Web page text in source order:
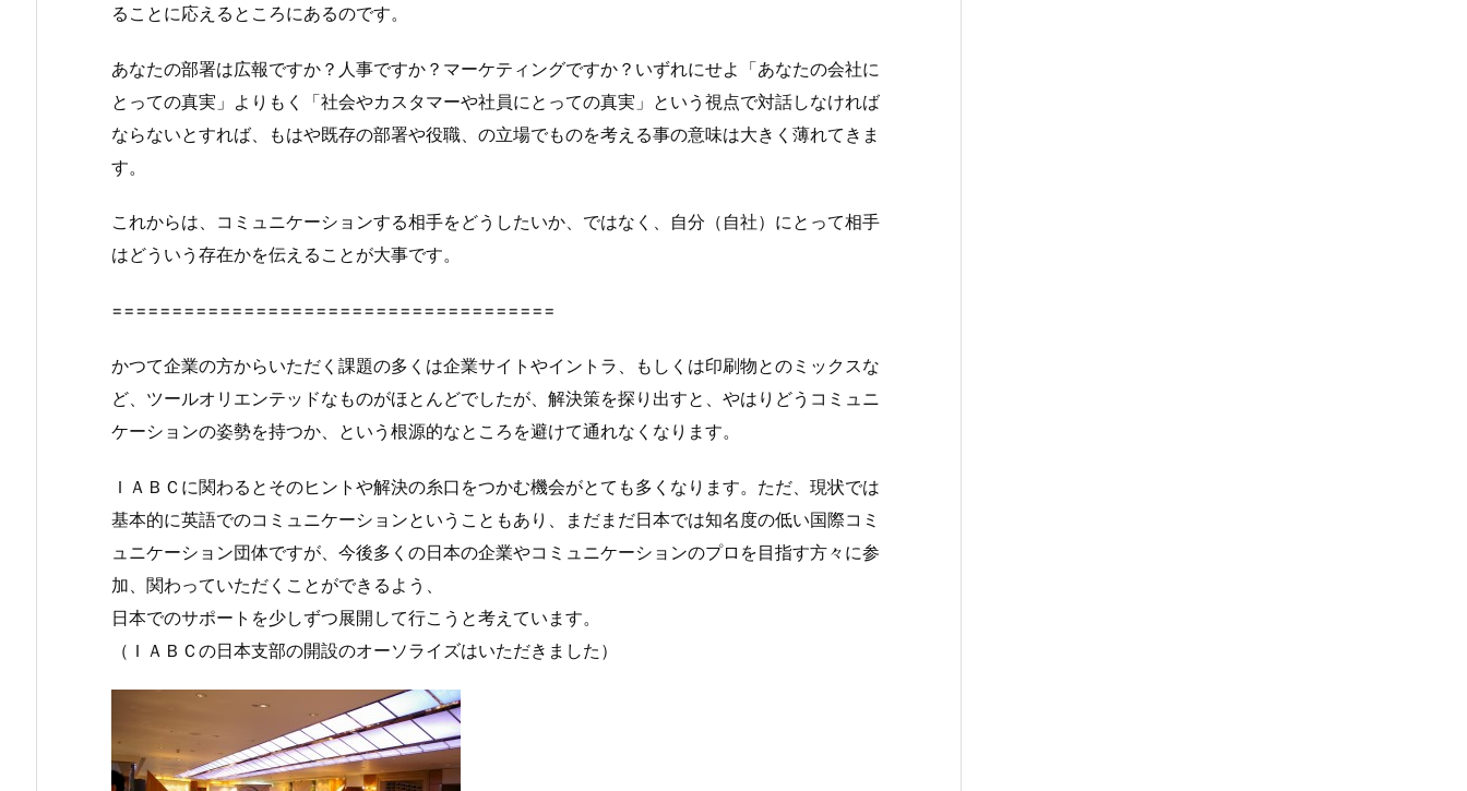
ることに応えるところにあるのです。
あなたの部署は広報ですか？人事ですか？マーケティングですか？いずれにせよ「あなたの会社に
とっての真実」よりもく「社会やカスタマーや社員にとっての真実」という視点で対話しなければ
ならないとすれば、もはや既存の部署や役職、の立場でものを考える事の意味は大きく薄れてきま
す。
これからは、コミュニケーションする相手をどうしたいか、ではなく、自分（自社）にとって相手
はどういう存在かを伝えることが大事です。
=====================================
かつて企業の方からいただく課題の多くは企業サイトやイントラ、もしくは印刷物とのミックスな
ど、ツールオリエンテッドなものがほとんどでしたが、解決策を探り出すと、やはりどうコミュニ
ケーションの姿勢を持つか、という根源的なところを避けて通れなくなります。
ＩＡＢＣに関わるとそのヒントや解決の糸口をつかむ機会がとても多くなります。ただ、現状では
基本的に英語でのコミュニケーションということもあり、まだまだ日本では知名度の低い国際コミ
ュニケーション団体ですが、今後多くの日本の企業やコミュニケーションのプロを目指す方々に参
加、関わっていただくことができるよう、
日本でのサポートを少しずつ展開して行こうと考えています。
（ＩＡＢＣの日本支部の開設のオーソライズはいただきました）